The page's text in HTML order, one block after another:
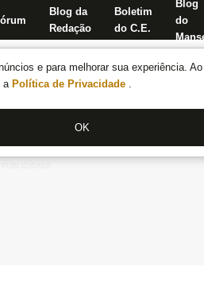
e para melhorar sua experiência.
a Política de Privacidade .
OK
Blog da
Redação
Boletim
do C.E.
Blog
do